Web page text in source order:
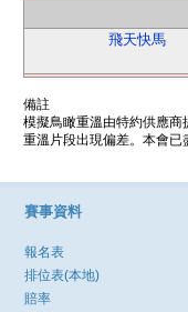
飛天快馬
備註
模擬鳥瞰重溫由特約供應
重溫片段出現偏差。本會
賽事資料
報名表
排位表(本地)
賠率